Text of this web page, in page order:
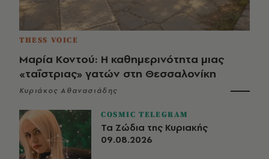
THESS VOICE
Μαρία Κοντού: Η καθημερινότητα μιας
«ταΐστριας» γατών στη Θεσσαλονίκη
Κυριάκος Αθανασιάδης
COSMIC TELEGRAM
Τα Ζώδια της Κυριακής
09.08.2026